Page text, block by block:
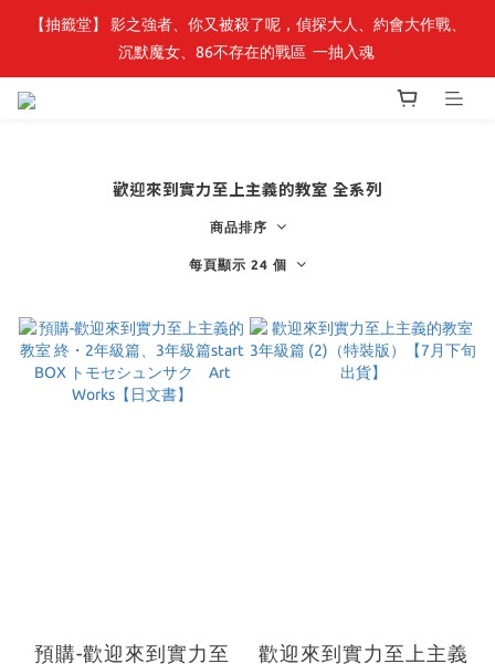
【轉生史萊姆】系列書展🌟系列小說 79 折，滿$389送「完節紀念
明信片組」
【抽籤堂】 影之強者、你又被殺了呢，偵探大人、約會大作戰、
沉默魔女、86不存在的戰區  一抽入魂
【轉生史萊姆】系列書展🌟系列小說 79 折，滿$389送「完節紀念
歡迎來到實力至上主義的教室 全系列
商品排序
每頁顯示 24 個
預購-歡迎來到實力至
歡迎來到實力至上主義